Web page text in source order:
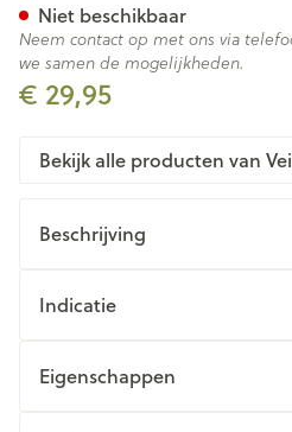
€ 29,95
Niet beschikbaar
Neem contact op met ons via
we samen de mogelijkheden.
Bekijk alle producten van
Beschrijving
Indicatie
Eigenschappen